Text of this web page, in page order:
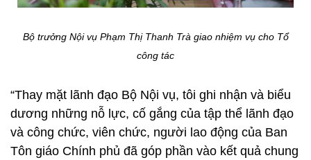
Bộ trưởng Nội vụ Phạm Thị Thanh Trà giao nhiệm vụ cho Tổ
công tác
“Thay mặt lãnh đạo Bộ Nội vụ, tôi ghi nhận và biểu
dương những nỗ lực, cố gắng của tập thể lãnh đạo
và công chức, viên chức, người lao động của Ban
Tôn giáo Chính phủ đã góp phần vào kết quả chung